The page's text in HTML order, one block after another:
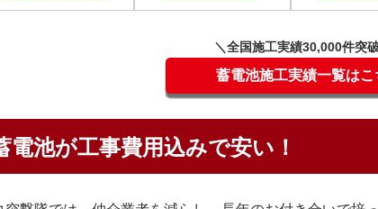
＼全国施⼯実績30,000件突
蓄電池施工実績一覧はこ
電池が工事費用込みで安い！